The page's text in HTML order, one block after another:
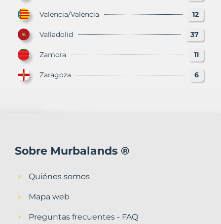
Valencia/València 12
Valladolid 37
Zamora 11
Zaragoza 6
Sobre Murbalands ®
Quiénes somos
Mapa web
Preguntas frecuentes - FAQ